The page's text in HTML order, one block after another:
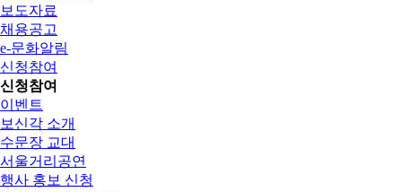
보도자료
채용공고
e-문화알림
신청참여
신청참여
이벤트
보신각 소개
수문장 교대
서울거리공연
행사 홍보 신청